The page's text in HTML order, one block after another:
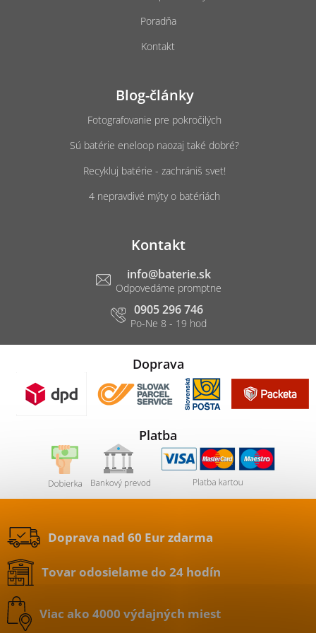
Poradňa
Kontakt
Blog-články
Fotografovanie pre pokročilých
Sú batérie eneloop naozaj také dobré?
Recykluj batérie - zachrániš svet!
4 nepravdivé mýty o batériách
Kontakt
info@baterie.sk
0905 296 746
Doprava
Platba
Doprava nad 60 Eur zdarma
Tovar odosielame do 24 hodín
Viac ako 4000 výdajných miest